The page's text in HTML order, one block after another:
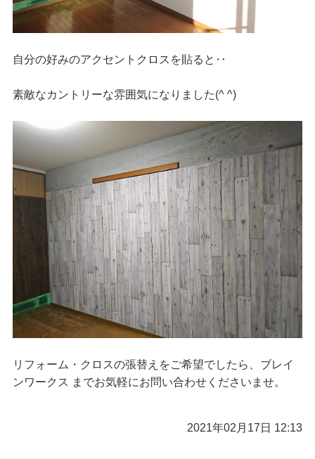
自分の好みのアクセントクロスを貼ると‥
素敵なカントリーな雰囲気になりました(^ ^)
リフォーム・クロスの張替えをご希望でしたら、ブレイ
ンワークス までお気軽にお問い合わせくださいませ。
2021年02月17日 12:13